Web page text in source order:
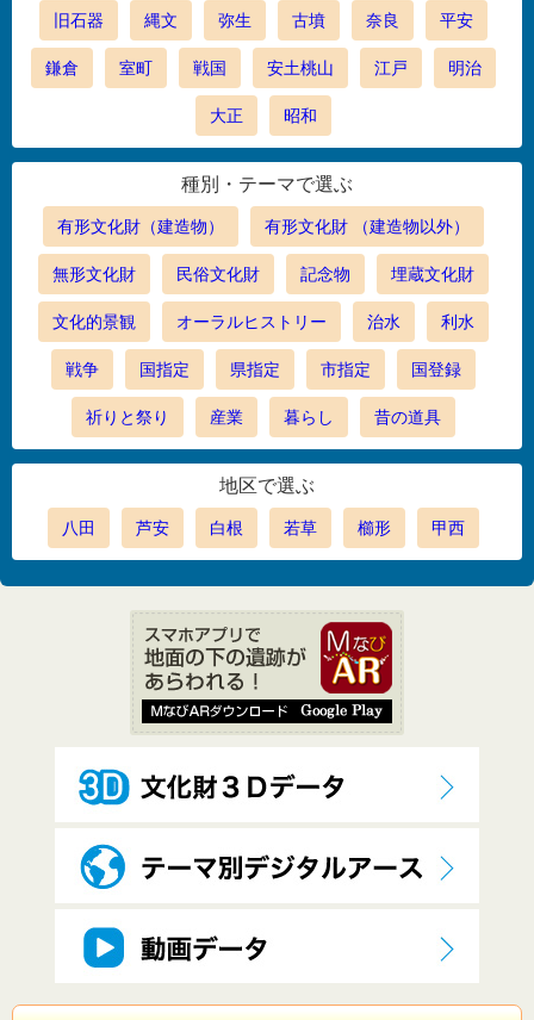
旧石器 縄文 弥生 古墳 奈良 平安
鎌倉 室町 戦国 安土桃山 江戸 明治
大正 昭和
種別・テーマで選ぶ
有形文化財（建造物） 有形文化財 （建造物以外）
無形文化財 民俗文化財 記念物 埋蔵文化財
文化的景観 オーラルヒストリー 治水 利水
戦争 国指定 県指定 市指定 国登録
祈りと祭り 産業 暮らし 昔の道具
地区で選ぶ
八田 芦安 白根 若草 櫛形 甲西